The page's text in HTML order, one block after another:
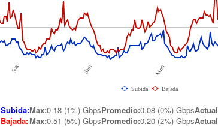
Sat Sun Mon
Subida Bajada
Subida:Max:0.18 (1%) GbpsPromedio:0.08 (0%) GbpsActual
Bajada:Max:0.51 (5%) GbpsPromedio:0.20 (2%) GbpsActual